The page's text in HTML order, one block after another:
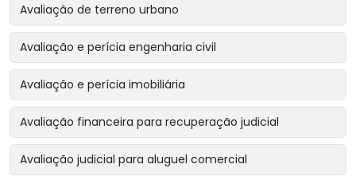
Avaliação de terreno urbano
Avaliação e perícia engenharia civil
Avaliação e perícia imobiliária
Avaliação financeira para recuperação judicial
Avaliação judicial para aluguel comercial